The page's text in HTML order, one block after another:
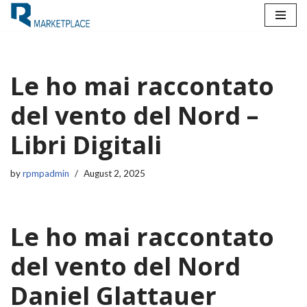
Le ho mai raccontato
del vento del Nord –
Libri Digitali
byrpmpadmin August 2, 2025
Le ho mai raccontato
del vento del Nord
Daniel Glattauer